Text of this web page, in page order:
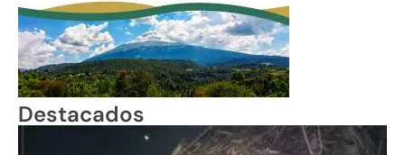
Destacados